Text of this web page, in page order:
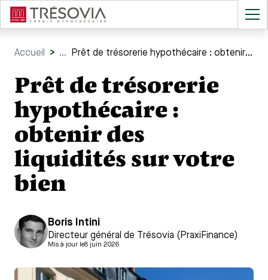
Accueil > ... Prêt de trésorerie hypothécaire : obtenir des liquidités sur votre bien
Prêt de trésorerie
hypothécaire :
obtenir des
liquidités sur votre
bien
Boris Intini
Directeur général de Trésovia (PraxiFinance)
Mis à jour le8 juin 2026